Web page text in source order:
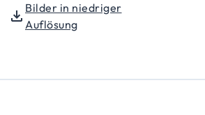
Bilder in niedriger
Auflösung